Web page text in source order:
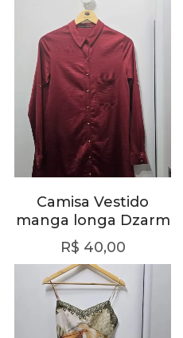
Camisa Vestido
manga longa Dzarm
R$ 40,00